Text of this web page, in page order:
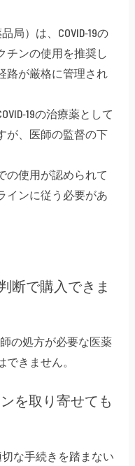
局）は、COVID-19の
チンの使用を推奨し
路が厳格に管理され
19の治療薬として
が、医師の監督の下
の使用が認められて
インに従う必要があ
断で購入できま
の処方が必要な医薬
きません。
を取り寄せても
な手続きを踏まない